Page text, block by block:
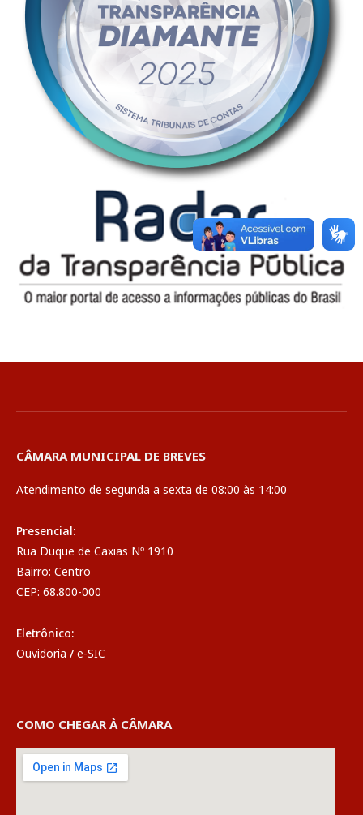
CÂMARA MUNICIPAL DE BREVES
Atendimento de segunda a sexta de 08:00 às 14:00
Presencial:
Rua Duque de Caxias Nº 1910
Bairro: Centro
CEP: 68.800-000
Eletrônico:
Ouvidoria / e-SIC
COMO CHEGAR À CÂMARA